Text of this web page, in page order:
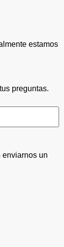
estamos
preguntas.
enviarnos un